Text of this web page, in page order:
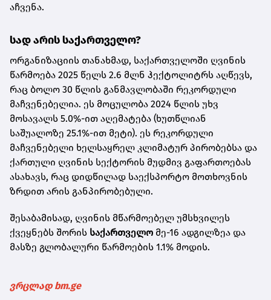
აჩვენა.
სად არის საქართველო?
ორგანიზაციის თანახმად, საქართველოში ღვინის
წარმოება 2025 წელს 2.6 მლნ ჰექტოლიტრს აღწევს,
რაც ბოლო 30 წლის განმავლობაში რეკორდული
მაჩვენებელია. ეს მოცულობა 2024 წლის უხვ
მოსავალს 5.0%-ით აღემატება (ხუთწლიან
საშუალოზე 25.1%-ით მეტი). ეს რეკორდული
მაჩვენებელი ხელსაყრელ კლიმატურ პირობებსა და
ქართული ღვინის სექტორის მუდმივ გაფართოებას
ასახავს, რაც დიდწილად საექსპორტო მოთხოვნის
ზრდით არის განპირობებული.
შესაბამისად, ღვინის მწარმოებელ უმსხვილეს
ქვეყნებს შორის საქართველო მე-16 ადგილზეა და
მასზე გლობალური წარმოების 1.1% მოდის.
ვრცლად bm.ge